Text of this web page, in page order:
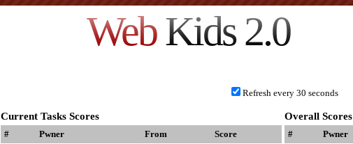
WebKids 2.0
Refresh every 30 seconds
Current Tasks Scores Overall Scores
# Pwner From
Score
# Pwner